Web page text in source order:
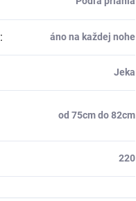
: áno na každej nohe
Jeka
od 75cm do 82cm
220